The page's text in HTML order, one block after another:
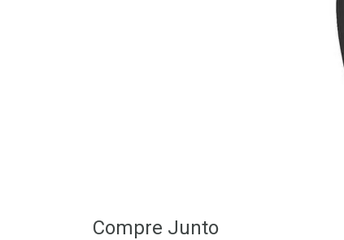
Compre Junto